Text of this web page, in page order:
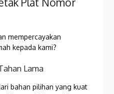
mempercayakan
kepada kami?
Lama
bahan pilihan yang kuat